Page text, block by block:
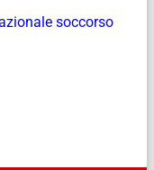
soccorso